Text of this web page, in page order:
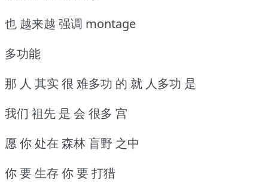
也 越来越 强调 montage
多功能
那 人 其实 很 难多功 的 就 人多功 是
我们 祖先 是 会 很多 宫
愿 你 处在 森林 盲野 之中
你 要 生存 你 要 打猎